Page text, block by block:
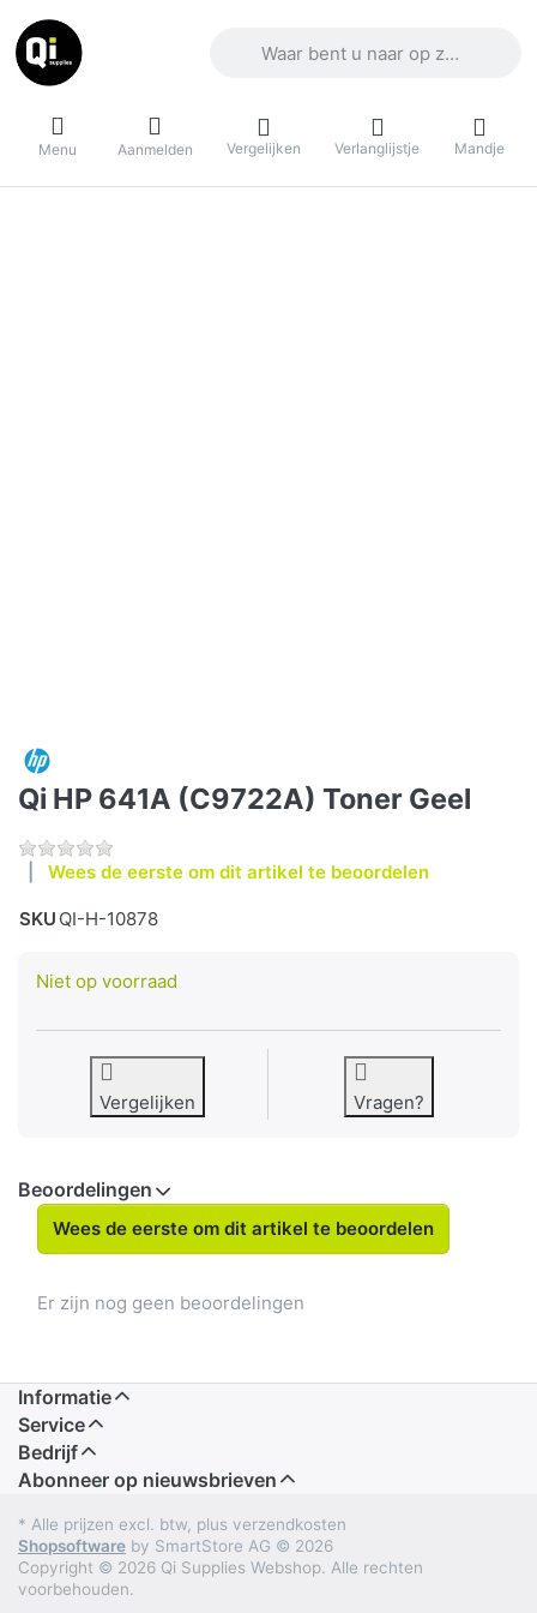
Menu Aanmelden Vergelijken Verlanglijstje Mandje
Qi HP 641A (C9722A) Toner Geel
Wees de eerste om dit artikel te beoordelen
SKU QI-H-10878
Niet op voorraad
Vergelijken Vragen?
Beoordelingen
Wees de eerste om dit artikel te beoordelen
Er zijn nog geen beoordelingen
Informatie
Service
Bedrijf
Abonneer op nieuwsbrieven
* Alle prijzen excl. btw, plus verzendkosten
Shopsoftware by SmartStore AG © 2026
Copyright © 2026 Qi Supplies Webshop. Alle rechten
voorbehouden.